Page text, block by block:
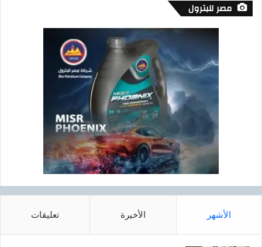
مصر للبترول
الأشهر الأخيرة تعليقات